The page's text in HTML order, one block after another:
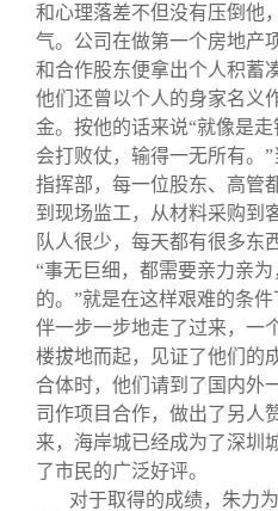
和心理落差不但没有压倒他
气。公司在做第一个房地产
和合作股东便拿出个人积蓄
他们还曾以个人的身家名义
金。按他的话来说“就像是
会打败仗，输得一无所有。
指挥部，每一位股东、高管
到现场监工，从材料采购到
队人很少，每天都有很多东
“事无巨细，都需要亲力亲
的。”就是在这样艰难的条
伴一步一步地走了过来，一
楼拔地而起，见证了他们的
合体时，他们请到了国内外
司作项目合作，做出了另人
来，海岸城已经成为了深圳
了市民的广泛好评。
对于取得的成绩，朱力